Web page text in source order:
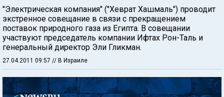
"Электрическая компания" ("Хеврат Хашмаль") проводит
экстренное совещание в связи с прекращением
поставок природного газа из Египта. В совещании
участвуют председатель компании Ифтах Рон-Таль и
генеральный директор Эли Гликман.
27.04.2011 09:57 // В Израиле